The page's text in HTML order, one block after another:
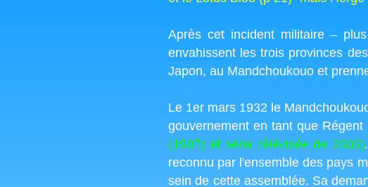
Après cet incident militaire –
envahissent les trois provinces
Japon, au Mandchoukouo et
Le 1er mars 1932 le
gouvernement en tant que Régent
(1987) et série télévisée de 2003)
reconnu par l'ensemble des pays
sein de cette assemblée. Sa